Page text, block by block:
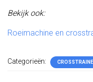
Bekijk ook:
Roeimachine en
Categorieën: